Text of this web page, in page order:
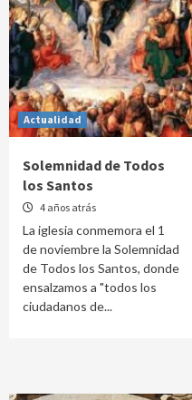
Actualidad
Solemnidad de Todos
los Santos
4 años atrás
La iglesia conmemora el 1
de noviembre la Solemnidad
de Todos los Santos, donde
ensalzamos a "todos los
ciudadanos de...